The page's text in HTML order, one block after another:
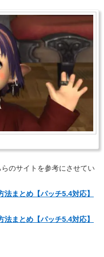
のサイトを参考にさせてい
法まとめ【パッチ5.4対応】
法まとめ【パッチ5.4対応】